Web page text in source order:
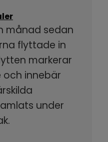
månad sedan
flyttade in
markerar
och innebär
under